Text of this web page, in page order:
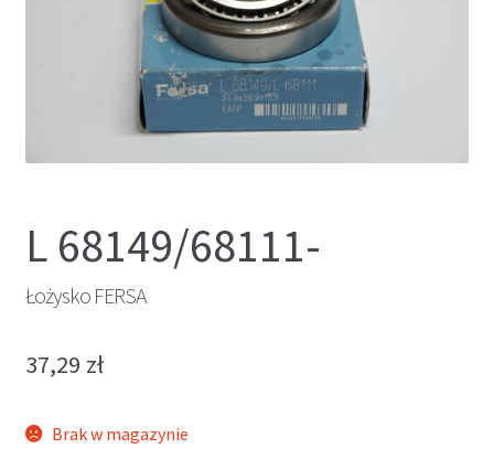
L 68149/68111-
Łożysko FERSA
37,29 zł
Brak w magazynie